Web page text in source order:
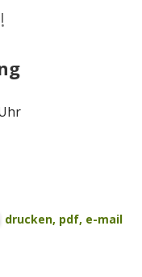
drucken, pdf, e-mail